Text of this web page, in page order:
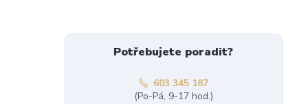
Potřebujete poradit?
603 345 187
(Po-Pá, 9-17 hod.)